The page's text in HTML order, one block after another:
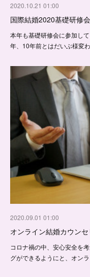
2020.10.21 01:00
国際結婚2020基礎研修
本年も基礎研修会に参加し
年、10年前とはだいぶ様変
2020.09.01 01:00
オンライン結婚カウン
コロナ禍の中、安心安全を
グができるようにと、オン